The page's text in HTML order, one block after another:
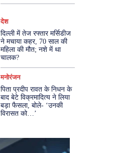
देश
दिल्ली में तेज रफ्तार मर्सिडीज
ने मचाया कहर, 70 साल की
महिला की मौत; नशे में था
चालक?
मनोरंजन
पिता प्रदीप रावत के निधन के
बाद बेटे विक्रमादित्य ने लिया
बड़ा फैसला, बोले- ‘उनकी
विरासत को…’